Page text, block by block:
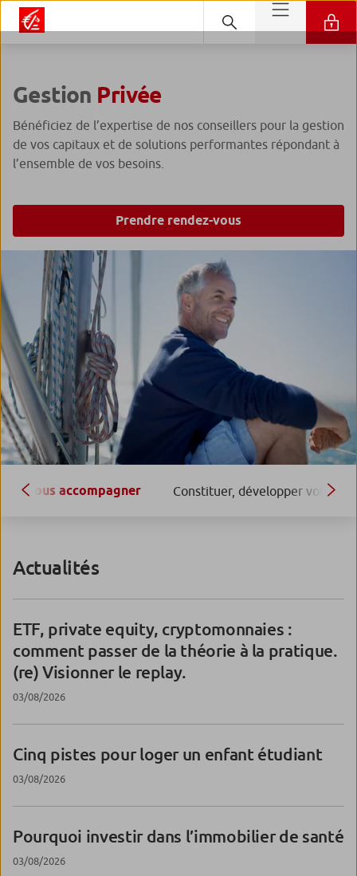
Gestion Privée
Bénéficiez de l’expertise de nos conseillers pour la gestion
de vos capitaux et de solutions performantes répondant à
l’ensemble de vos besoins.
Prendre rendez-vous
Vous accompagner Constituer, développer votre
Actualités
ETF, private equity, cryptomonnaies :
comment passer de la théorie à la pratique.
(re) Visionner le replay.
03/08/2026
Cinq pistes pour loger un enfant étudiant
03/08/2026
Pourquoi investir dans l’immobilier de santé
03/08/2026